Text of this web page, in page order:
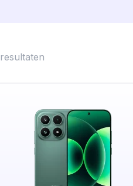
resultaten